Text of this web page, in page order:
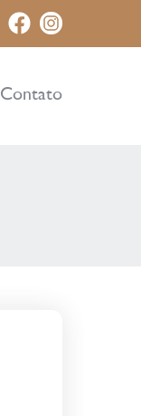
Contato